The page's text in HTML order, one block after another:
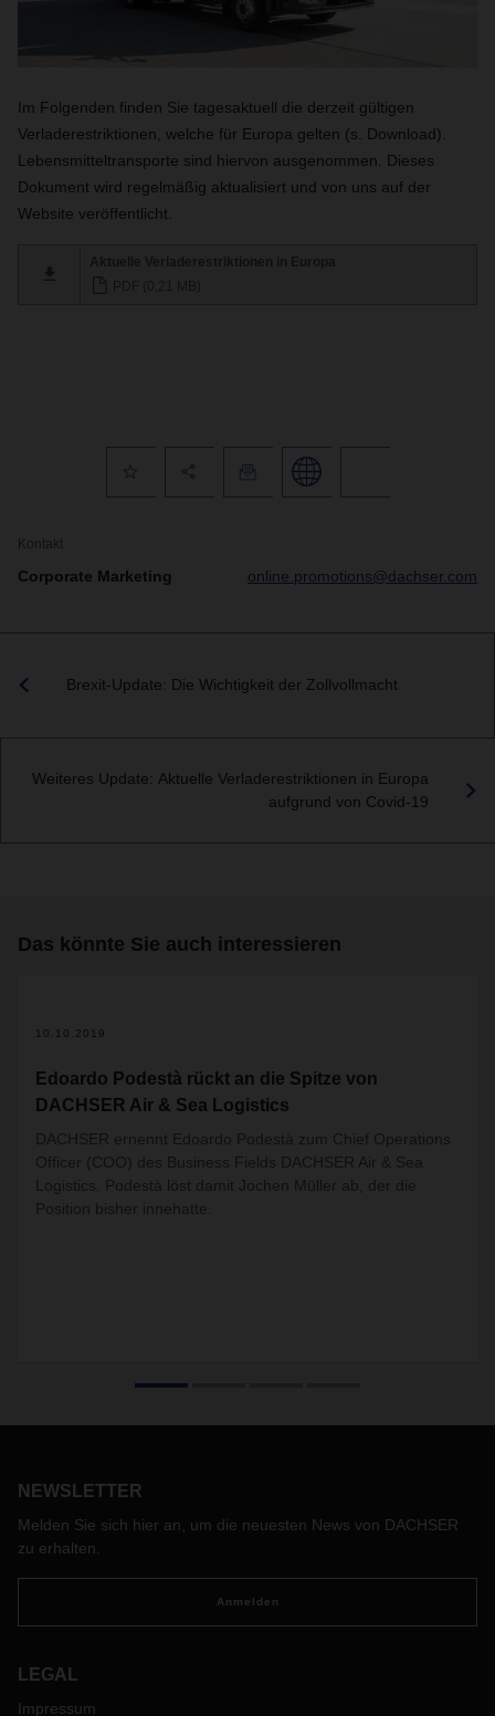
Im Folgenden finden Sie tagesaktuell die derzeit gültigen
Verladerestriktionen, welche für Europa gelten (s. Download).
Lebensmitteltransporte sind hiervon ausgenommen. Dieses
Dokument wird regelmäßig aktualisiert und von uns auf der
Website veröffentlicht.
Kontakt
Corporate Marketing online.promotions@dachser.com
Brexit-Update: Die Wichtigkeit der Zollvollmacht
Weiteres Update: Aktuelle Verladerestriktionen in Europa
aufgrund von Covid-19
Das könnte Sie auch interessieren
10.10.2019
Edoardo Podestà rückt an die Spitze von
DACHSER Air & Sea Logistics
DACHSER ernennt Edoardo Podestà zum Chief Operations
Officer (COO) des Business Fields DACHSER Air & Sea
Logistics.
Podestà löst damit Jochen Müller ab, der die
Position bisher innehatte.
NEWSLETTER
Melden Sie sich hier an, um die neuesten News von DACHSER
zu erhalten.
Anmelden
LEGAL
Impressum